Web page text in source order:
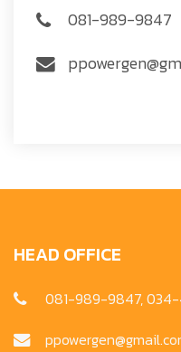
081-989-9847
HEAD OFFICE
081-989-9847,